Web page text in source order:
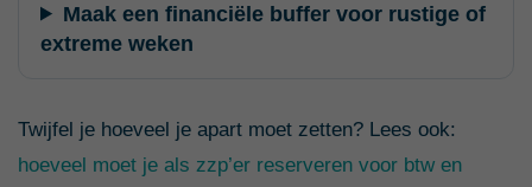
Maak een financiële buffer voor rustige of
extreme weken
Twijfel je hoeveel je apart moet zetten? Lees ook:
hoeveel moet je als zzp’er reserveren voor btw en